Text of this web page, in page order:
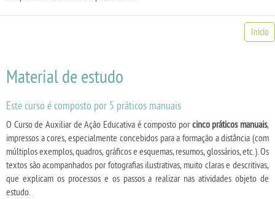
Inicio
Material de estudo
Este curso é composto por 5 práticos manuais
O Curso de Auxiliar de Ação Educativa é composto porcinco práticos manuais,
impressos a cores, especialmente concebidos para a formação a distância (com
múltiplos exemplos, quadros, gráficos e esquemas, resumos, glossários, etc.). Os
textos são acompanhados por fotografias ilustrativas, muito claras e descritivas,
que explicam os processos e os passos a realizar nas atividades objeto de
estudo.